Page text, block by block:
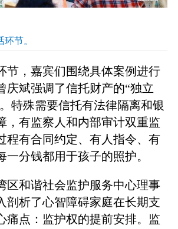
节。
节，嘉宾们围绕具体案例进行
庆斌强调了信托财产的“独立
特殊需要信托有法律隔离和银
，有监察人和内部审计双重监
程有合同约定、有人指令、有
一分钱都用于孩子的照护。
区和谐社会监护服务中心理事
剖析了心智障碍家庭在长期支
痛点：监护权的提前安排。监